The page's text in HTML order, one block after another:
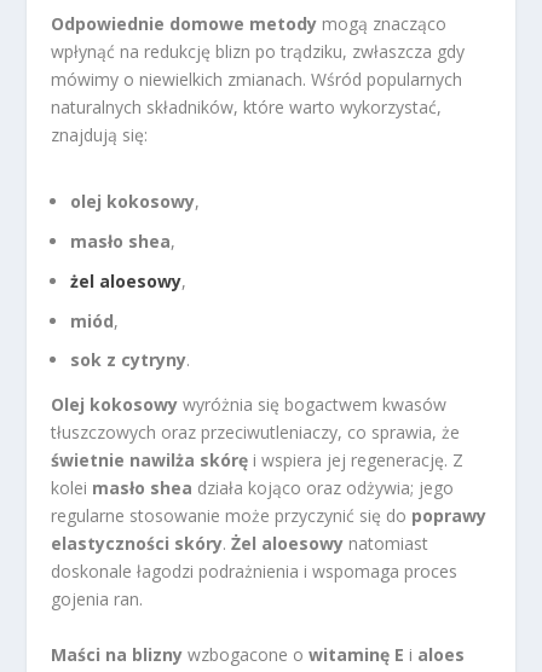
Odpowiednie domowe metody mogą znacząco
wpłynąć na redukcję blizn po trądziku, zwłaszcza gdy
mówimy o niewielkich zmianach. Wśród popularnych
naturalnych składników, które warto wykorzystać,
znajdują się:
olej kokosowy,
masło shea,
żel aloesowy,
miód,
sok z cytryny.
Olej kokosowy wyróżnia się bogactwem kwasów
tłuszczowych oraz przeciwutleniaczy, co sprawia, że
świetnie nawilża skórę i wspiera jej regenerację. Z
kolei masło shea działa kojąco oraz odżywia; jego
regularne stosowanie może przyczynić się do poprawy
elastyczności skóry.Żel aloesowy natomiast
doskonale łagodzi podrażnienia i wspomaga proces
gojenia ran.
Maści na blizny wzbogacone owitaminę E i aloes